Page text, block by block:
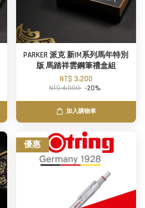
PARKER 派克 新IM系列馬年特別
版 馬踏祥雲鋼筆禮盒組
NT$ 3,200
NT$ 4,000 -20%
加入購物車
優惠